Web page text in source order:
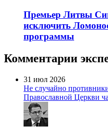
Премьер Литвы
исключить
программы
Комментарии
31 июл 2026
Не случайно
Православной Церкви